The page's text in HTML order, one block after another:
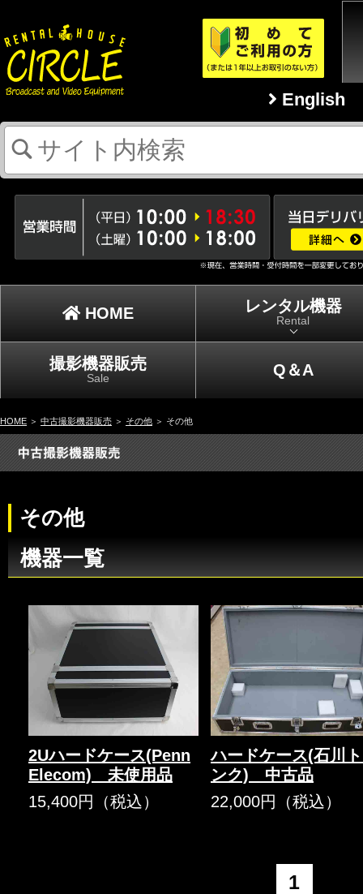
English
HOME レンタル機器
Rental
撮影機器販売
Sale Q＆A
HOME ＞ 中古撮影機器販売 ＞ その他 ＞ その他
その他
機器一覧
2Uハードケース(Penn
Elecom) 未使用品
15,400円（税込）
ハードケース(石川
ンク) 中古品
22,000円（税込）
1